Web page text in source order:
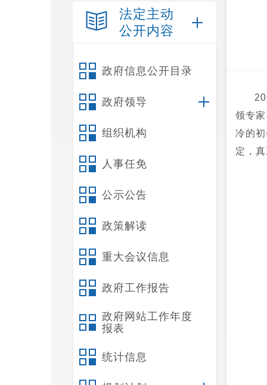
法定主动
公开内容
政府信息公开目录
政府领导
组织机构
人事任免
公示公告
政策解读
重大会议信息
政府工作报告
政府网站工作年度
报表
统计信息
领专
冷的
定，